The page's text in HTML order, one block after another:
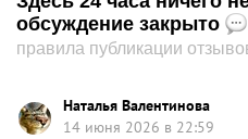
обсуждение закрыто
правила публикации
Наталья Валентинова
14 июня 2026 в 22:59